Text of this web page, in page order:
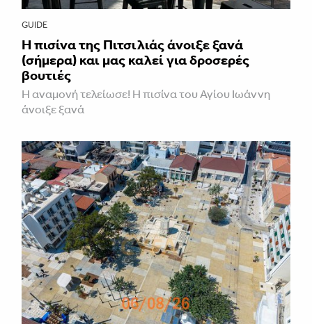
GUIDE
Η πισίνα της Πιτσιλιάς άνοιξε ξανά
(σήμερα) και μας καλεί για δροσερές
βουτιές
Η αναμονή τελείωσε! Η πισίνα του Αγίου Ιωάννη
άνοιξε ξανά